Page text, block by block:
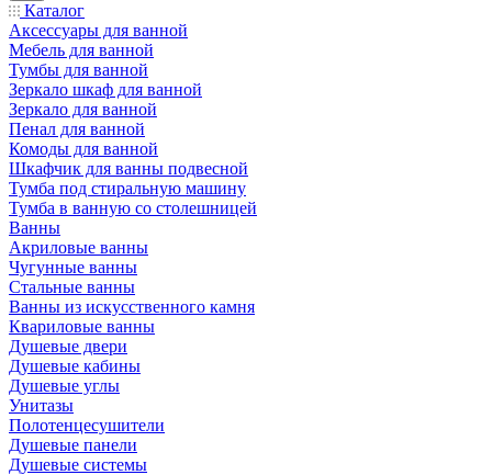
Каталог
Аксессуары для ванной
Мебель для ванной
Тумбы для ванной
Зеркало шкаф для ванной
Зеркало для ванной
Пенал для ванной
Комоды для ванной
Шкафчик для ванны подвесной
Тумба под стиральную машину
Тумба в ванную со столешницей
Ванны
Акриловые ванны
Чугунные ванны
Стальные ванны
Ванны из искусственного камня
Квариловые ванны
Душевые двери
Душевые кабины
Душевые углы
Унитазы
Полотенцесушители
Душевые панели
Душевые системы